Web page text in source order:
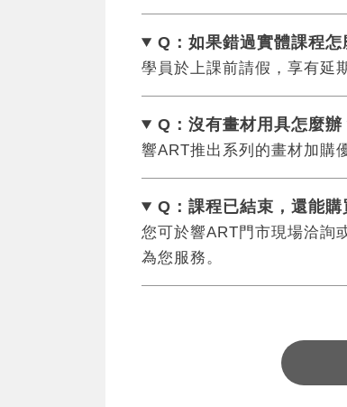
Q：如果錯過實體課程怎
學員於上課前請假，享有延
Q：沒有畫材用具怎麼辦
響ART推出系列的畫材加購
Q：課程已結束，還能購
您可於響ART門市現場洽詢
為您服務。